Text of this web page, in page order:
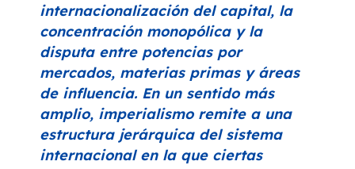
internacionalización del capital, la
concentración monopólica y la
disputa entre potencias por
mercados, materias primas y áreas
de influencia. En un sentido más
amplio, imperialismo remite a una
estructura jerárquica del sistema
internacional en la que ciertas